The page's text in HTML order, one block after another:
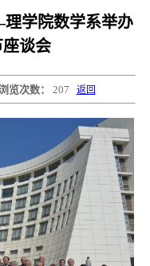
学院数学系举办
谈会
览次数： 207 返回